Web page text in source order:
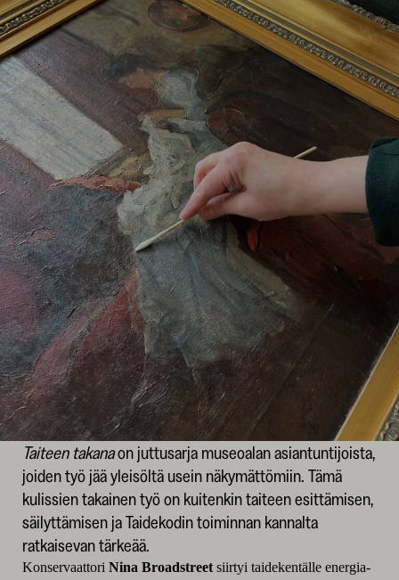
Taiteen takanaon juttusarja museoalan asiantuntijoista,
joiden työ jää yleisöltä usein näkymättömiin. Tämä
kulissien takainen työ on kuitenkin taiteen esittämisen,
säilyttämisen ja Taidekodin toiminnan kannalta
ratkaisevan tärkeää.
Konservaattori Nina Broadstreet siirtyi taidekentälle energia-